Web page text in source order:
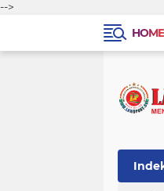
-->
HOME